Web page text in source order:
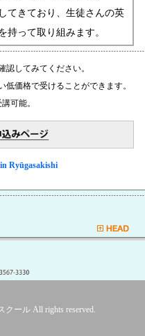
てきており、生徒さんの英
持って取り組みます。
認してみてください。
価格で受けることができます。
可能。
Ryūgasakishi
クール All rights reserved.